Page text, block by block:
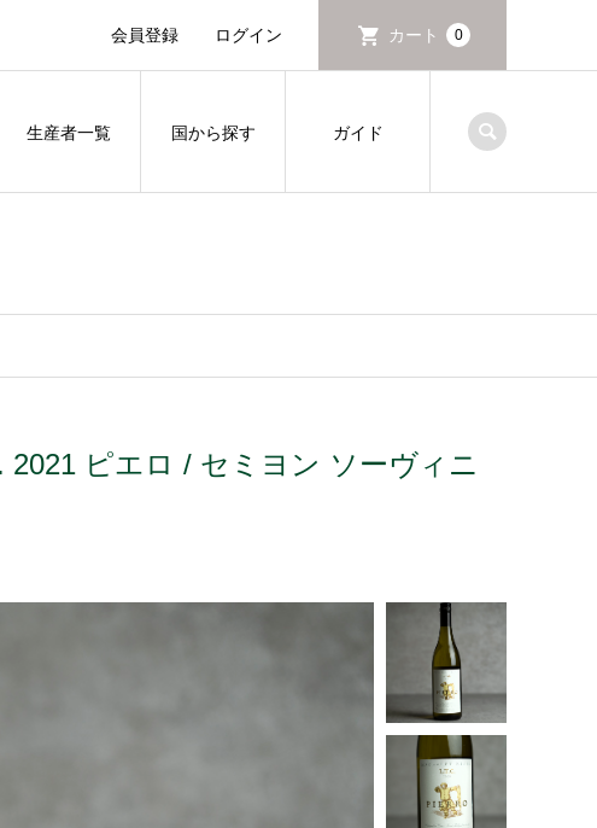
会員登録 ログイン カート 0
生産者一覧 国から探す ガイド
2021 ピエロ / セミヨン ソーヴィニ